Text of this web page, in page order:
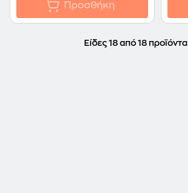
Προσθήκη
Είδες 18 από 18 προϊόντα